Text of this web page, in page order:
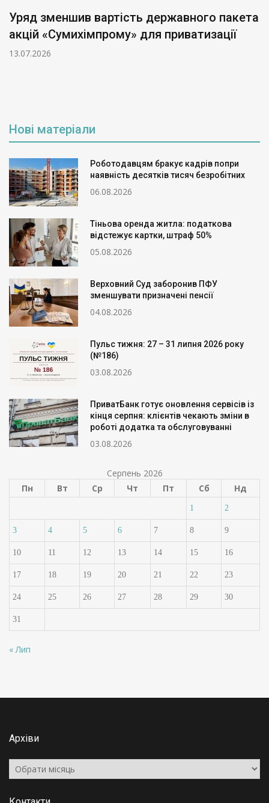
Уряд зменшив вартість державного пакета
акцій «Сумихімпрому» для приватизації
13.07.2026
Нові матеріали
Роботодавцям бракує кадрів попри
наявність десятків тисяч безробітних
06.08.2026
Тіньова оренда житла: податкова
відстежує картки, штраф 50%
05.08.2026
Верховний Суд заборонив ПФУ
зменшувати призначені пенсії
04.08.2026
Пульс тижня: 27 – 31 липня 2026 року
(№186)
03.08.2026
ПриватБанк готує оновлення сервісів із
кінця серпня: клієнтів чекають зміни в
роботі додатка та обслуговуванні
03.08.2026
Серпень 2026
Пн
Вт Ср Чт Пт Сб Нд
1 2
3 4 5 6 7 8 9
10 11 12 13 14 15 16
17 18 19 20 21 22 23
24 25 26 27 28 29 30
31
« Лип
Архіви
Архіви